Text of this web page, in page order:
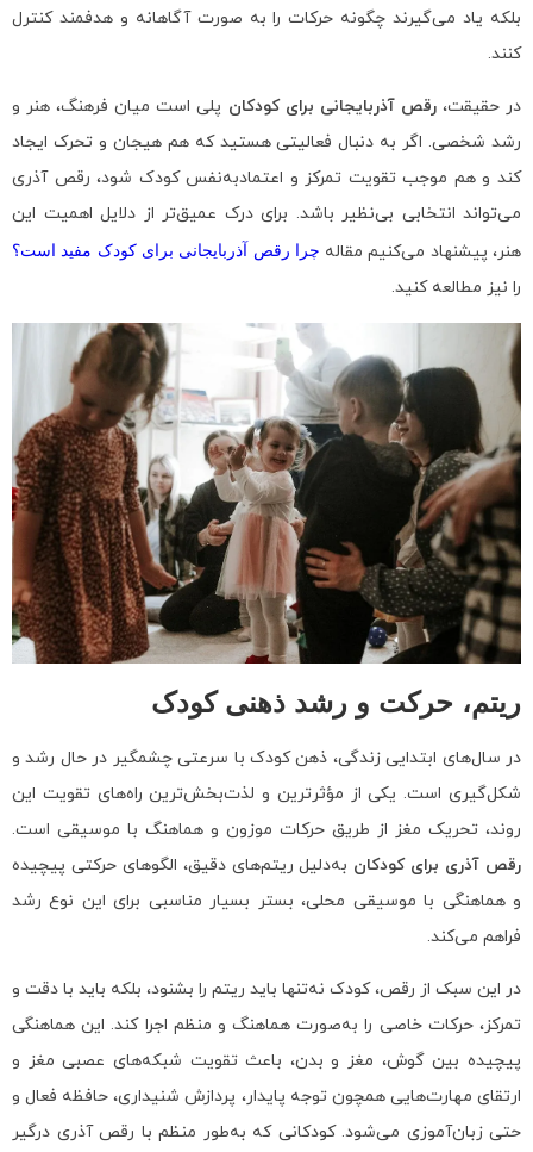
بلکه یاد می‌گیرند چگونه حرکات را به صورت آگاهانه و هدفمند کنترل
کنند.
در حقیقت،رقص آذربایجانی برای کودکان پلی است میان فرهنگ، هنر و
رشد شخصی. اگر به دنبال فعالیتی هستید که هم هیجان و تحرک ایجاد
کند و هم موجب تقویت تمرکز و اعتمادبه‌نفس کودک شود، رقص آذری
می‌تواند انتخابی بی‌نظیر باشد. برای درک عمیق‌تر از دلایل اهمیت این
هنر، پیشنهاد می‌کنیم مقاله چرا رقص آذربایجانی برای کودک مفید است؟
را نیز مطالعه کنید.
ریتم، حرکت و رشد ذهنی کودک
در سال‌های ابتدایی زندگی، ذهن کودک با سرعتی چشمگیر در حال رشد و
شکل‌گیری است. یکی از مؤثرترین و لذت‌بخش‌ترین راه‌های تقویت این
روند، تحریک مغز از طریق حرکات موزون و هماهنگ با موسیقی است.
رقص آذری برای کودکان به‌دلیل ریتم‌های دقیق، الگوهای حرکتی پیچیده
و هماهنگی با موسیقی محلی، بستر بسیار مناسبی برای این نوع رشد
فراهم می‌کند.
در این سبک از رقص، کودک نه‌تنها باید ریتم را بشنود، بلکه باید با دقت و
تمرکز، حرکات خاصی را به‌صورت هماهنگ و منظم اجرا کند. این هماهنگی
پیچیده بین گوش، مغز و بدن، باعث تقویت شبکه‌های عصبی مغز و
ارتقای مهارت‌هایی همچون توجه پایدار، پردازش شنیداری، حافظه فعال و
حتی زبان‌آموزی می‌شود. کودکانی که به‌طور منظم با رقص آذری درگیر